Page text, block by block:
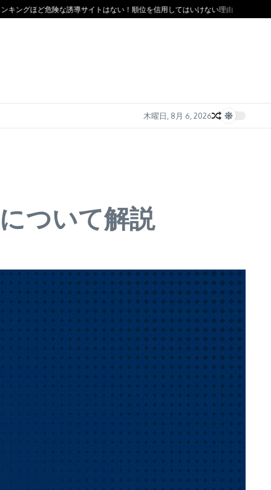
危険な誘導サイトはない！順位を信用してはいけない理由 ソフト闇金の金利
木曜日, 8月 6, 2026
ついて解説